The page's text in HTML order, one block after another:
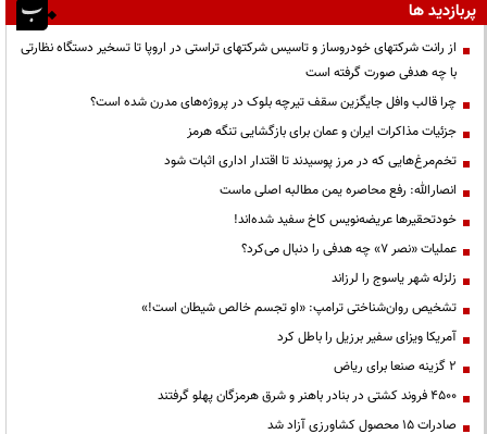
پربازدید ها
از رانت‌ شرکتهای خودروساز و تاسیس شرکتهای تراستی در اروپا تا تسخیر دستگاه نظارتی
با چه هدفی صورت گرفته است
چرا قالب وافل جایگزین سقف تیرچه بلوک در پروژه‌های مدرن شده است؟
جزئیات مذاکرات ایران و عمان برای بازگشایی تنگه هرمز
تخم‌مرغ‌هایی که در مرز پوسیدند تا اقتدار اداری اثبات شود
انصارالله: رفع محاصره یمن مطالبه اصلی ماست
خودتحقیرها عریضه‌نویس کاخ سفید شده‌اند!
عملیات «نصر ۷» چه هدفی را دنبال می‌کرد؟
زلزله شهر یاسوج را لرزاند
تشخیص روان‌شناختی ترامپ: «او تجسم خالص شیطان است!»
آمریکا ویزای سفیر برزیل را باطل کرد
۲ گزینه صنعا برای ریاض
۴۵۰۰ فروند کشتی در بنادر باهنر و شرق هرمزگان پهلو گرفتند
صادرات ۱۵ محصول کشاورزی آزاد شد